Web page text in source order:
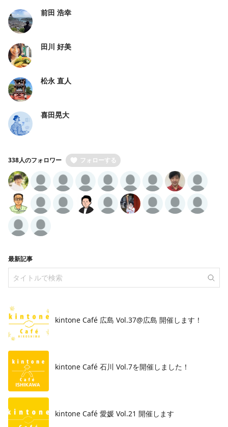
前田 浩幸
田川 好美
松永 直人
喜田晃大
338人のフォロワー フォローする
最新記事
kintone Café 広島 Vol.37@広島 開催します！
​kintone Café 石川 Vol.7を開催しました！
kintone Café 愛媛 Vol.21 開催します